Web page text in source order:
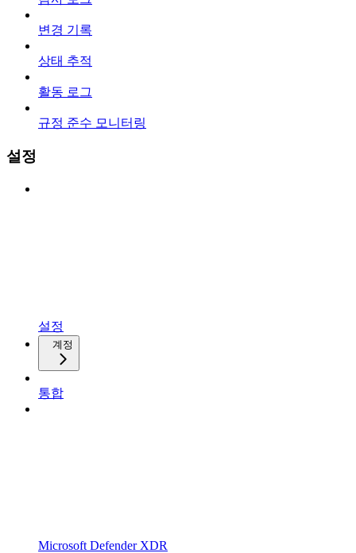
변경 기록
상태 추적
활동 로그
규정 준수 모니터링
설정
설정
계정
통합
Microsoft Defender XDR